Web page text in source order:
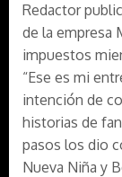
Redactor
de la empresa
impuestos
“Ese es mi
intención de
historias de
pasos los dio
Nueva Niña y